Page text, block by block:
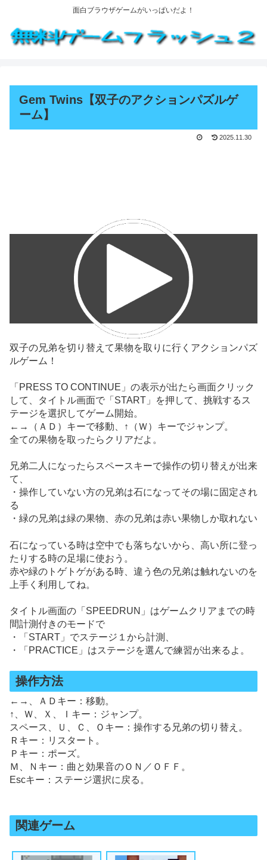
面白ブラウザゲームがいっぱいだよ！
Gem Twins【双子のアクションパズルゲ
ーム】
2025.11.30
双子の兄弟を切り替えて果物を取りに行くアクションパズ
ルゲーム！
「PRESS TO CONTINUE」の表示が出たら画面クリック
して、タイトル画面で「START」を押して、挑戦するス
テージを選択してゲーム開始。
←→（ＡＤ）キーで移動、↑（Ｗ）キーでジャンプ。
全ての果物を取ったらクリアだよ。
兄弟二人になったらスペースキーで操作の切り替えが出来
て、
・操作していない方の兄弟は石になってその場に固定され
る
・緑の兄弟は緑の果物、赤の兄弟は赤い果物しか取れない
石になっている時は空中でも落ちないから、高い所に登っ
たりする時の足場に使おう。
赤や緑のトゲトゲがある時、違う色の兄弟は触れないのを
上手く利用してね。
タイトル画面の「SPEEDRUN」はゲームクリアまでの時
間計測付きのモードで
・「START」でステージ１から計測、
・「PRACTICE」はステージを選んで練習が出来るよ。
操作方法
←→、ＡＤキー：移動。
↑、Ｗ、Ｘ、Ｉキー：ジャンプ。
スペース、Ｕ、Ｃ、Ｏキー：操作する兄弟の切り替え。
Ｒキー：リスタート。
Ｐキー：ポーズ。
Ｍ、Ｎキー：曲と効果音のＯＮ／ＯＦＦ。
Escキー：ステージ選択に戻る。
関連ゲーム